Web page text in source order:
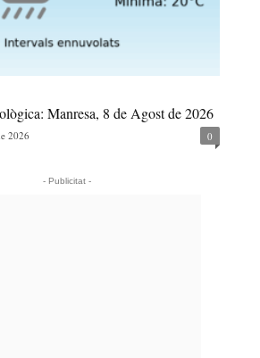
Manresa, 8 de Agost de 2026
2026 0
- Publicitat -